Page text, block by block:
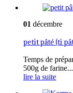
01 décembre
petit pâté (ti
Temps de
500g de farine...
lire la suite